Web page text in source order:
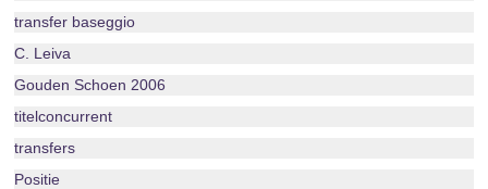
transfer baseggio
C. Leiva
Gouden Schoen 2006
titelconcurrent
transfers
Positie